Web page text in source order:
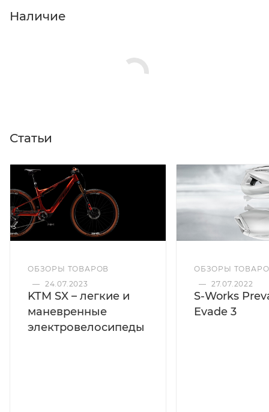
Нажмите кнопку «Оформить заказ».
Наличие
Статьи
ОБЗОРЫ ТОВАРОВ
— 24.07.2023
KTM SX – легкие и
маневренные
электровелосипеды
ОБЗОРЫ
— 27.07.2022
S-Works
Evade 3